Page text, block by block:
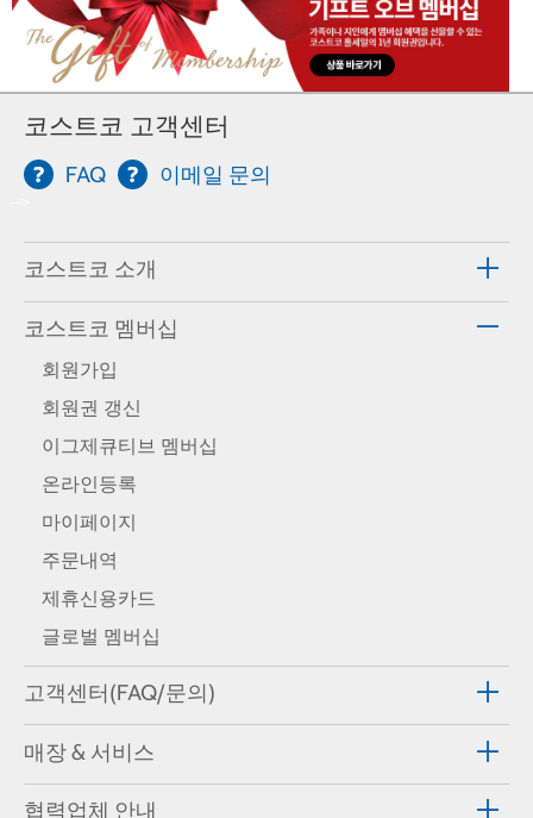
코스트코 고객센터
FAQ 이메일 문의
코스트코 소개
코스트코 멤버십
회원가입
회원권 갱신
이그제큐티브 멤버십
온라인등록
마이페이지
주문내역
제휴신용카드
글로벌 멤버십
고객센터(FAQ/문의)
매장 & 서비스
협력업체 안내